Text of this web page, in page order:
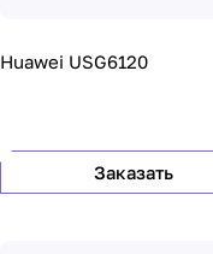
Huawei USG6120
Заказать